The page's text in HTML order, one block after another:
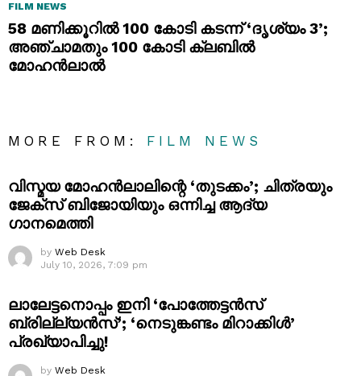
FILM NEWS
58 മണിക്കൂറിൽ 100 കോടി കടന്ന് ‘ദൃശ്യം 3’;
അഞ്ചാമതും 100 കോടി ക്ലബിൽ
മോഹൻലാൽ
MORE FROM: FILM NEWS
വിസ്മയ മോഹൻലാലിന്റെ ‘തുടക്കം’; ചിത്രയും
ജേക്സ് ബിജോയിയും ഒന്നിച്ച ആദ്യ
ഗാനമെത്തി
by Web Desk
July 10, 2026, 7:09 pm
ലാലേട്ടനൊപ്പം ഇനി ‘പോത്തേട്ടൻസ്
ബ്രില്ല്യൻസ്’; ‘നെടുങ്കണ്ടം മിറാക്കിൾ’
പ്രഖ്യാപിച്ചു!
by Web Desk